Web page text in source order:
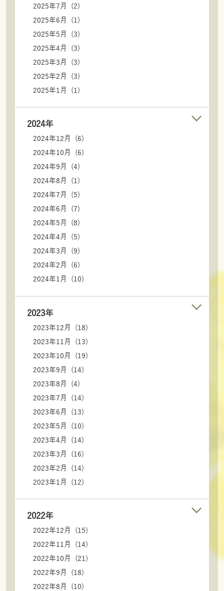
2025年7月 (2)
2025年6月 (1)
2025年5月 (3)
2025年4月 (3)
2025年3月 (3)
2025年2月 (3)
2025年1月 (1)
2024年
2024年12月 (6)
2024年10月 (6)
2024年9月 (4)
2024年8月 (1)
2024年7月 (5)
2024年6月 (7)
2024年5月 (8)
2024年4月 (5)
2024年3月 (9)
2024年2月 (6)
2024年1月 (10)
2023年
2023年12月 (18)
2023年11月 (13)
2023年10月 (19)
2023年9月 (14)
2023年8月 (4)
2023年7月 (14)
2023年6月 (13)
2023年5月 (10)
2023年4月 (14)
2023年3月 (16)
2023年2月 (14)
2023年1月 (12)
2022年
2022年12月 (15)
2022年11月 (14)
2022年10月 (21)
2022年9月 (18)
2022年8月 (10)